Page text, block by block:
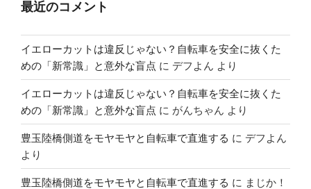
最近のコメント
イエローカットは違反じゃない？自転車を安全に抜くた
めの「新常識」と意外な盲点 に デフよん より
イエローカットは違反じゃない？自転車を安全に抜くた
めの「新常識」と意外な盲点 に がんちゃん より
豊玉陸橋側道をモヤモヤと自転車で直進する に デフよん
より
豊玉陸橋側道をモヤモヤと自転車で直進する に まじか！